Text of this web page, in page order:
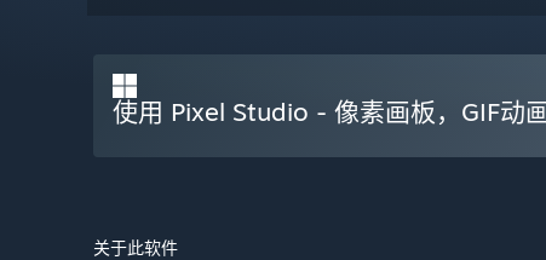
使用 Pixel Studio - 像素画板，GIF动
关于此软件